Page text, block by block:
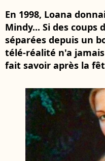
En 1998, Loana
Mindy... Si des coups
séparées depuis un
télé-réalité n'a
fait savoir après la